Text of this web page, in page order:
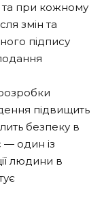
та при кожному
змін та
підпису
підвищить
безпеку в
— один із
людини в